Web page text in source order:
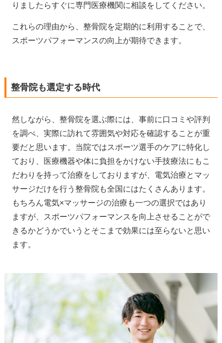
りましたらすぐに専門医療機関に相談をしてください。
これらの理由から、整骨院を定期的に利用することで、
スポーツパフォーマンスの向上が期待できます。
整骨院も選定する時代
然しながら、整骨院を選ぶ際には、事前に口コミや評判
を調べ、実際に訪れて雰囲気や対応を確認することが重
要だと思います。当院ではスポーツ選手のケアに特化し
ており、医療機器や体に負担をかけない手技療法にもこ
だわりを持って治療をしておりますが、電気治療とマッ
サージだけを行う整骨院も全国にはたくさんあります。
もちろん電気×マッサージの治療も一つの選択ではあり
ますが、スポーツパフォーマンスを向上させることがで
きるかどうかでいうとそこまで効果には至らないと思い
ます。